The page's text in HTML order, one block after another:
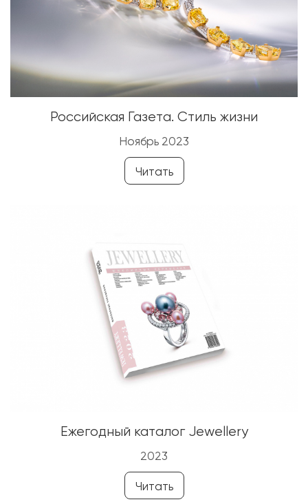
Российская Газета. Стиль жизни
Ноябрь 2023
Читать
Ежегодный каталог Jewellery
2023
Читать